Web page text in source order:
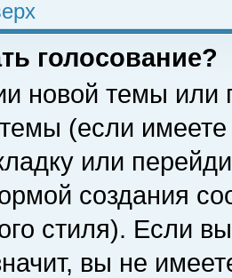
голосование?
новой темы или
(если
или
создания
стиля). Если
вы не